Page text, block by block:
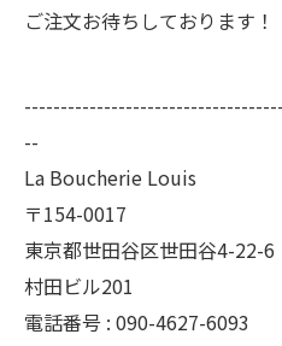
ご注文お待ちしております！
--
La Boucherie Louis
〒154-0017
東京都世田谷区世田谷4-22-6
村田ビル201
電話番号 : 090-4627-6093